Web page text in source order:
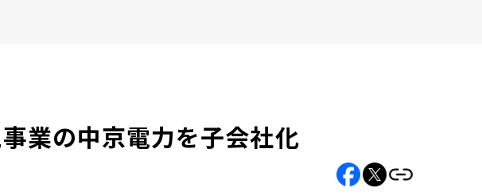
業の中京電力を子会社化